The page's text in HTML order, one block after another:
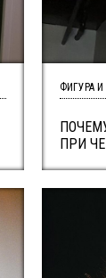
ПРИ
ФИГУРА